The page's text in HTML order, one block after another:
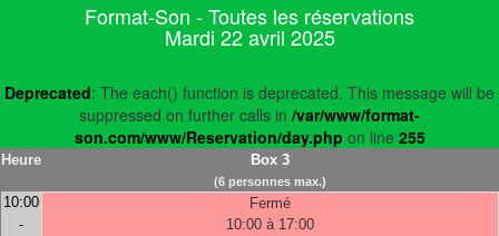
Format-Son - Toutes les réservations
Mardi 22 avril 2025
Deprecated: The each() function is deprecated. This message will be
suppressed on further calls in /var/www/format-
son.com/www/Reservation/day.php on line 255
Heure Box 3
(6 personnes max.)
10:00
-
Fermé
10:00 à 17:00